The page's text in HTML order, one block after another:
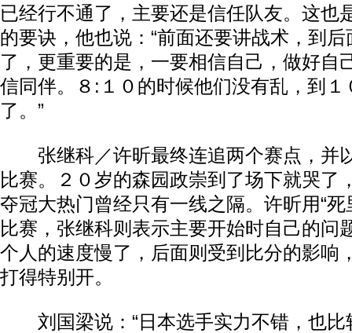
已经行不通了，主要还是信任队友。这也
的要诀，他也说：“前面还要讲战术，到
了，更重要的是，一要相信自己，做好自
信同伴。８:１０的时候他们没有乱，到１
了。”
张继科／许昕最终连追两个赛点，并
比赛。２０岁的森园政崇到了场下就哭了
夺冠大热门曾经只有一线之隔。许昕用“死
比赛，张继科则表示主要开始时自己的问
个人的速度慢了，后面则受到比分的影响
打得特别开。
刘国梁说：“日本选手实力不错，也比